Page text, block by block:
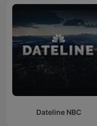
Dateline NBC